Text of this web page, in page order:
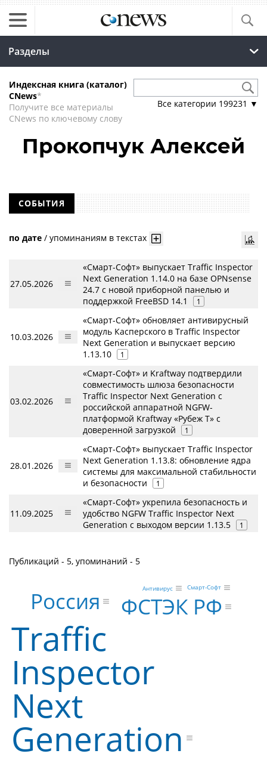
Разделы
Индексная книга (каталог)
CNews*
Получите все материалы
CNews по ключевому слову
Все категории 199231 ▼
Прокопчук Алексей
СОБЫТИЯ
по дате / упоминаниям в текстах
27.05.2026
«Смарт-Софт» выпускает Traffic Inspector
Next Generation 1.14.0 на базе OPNsense
24.7 с новой приборной панелью и
поддержкой FreeBSD 14.1
1
10.03.2026
«Смарт-Софт» обновляет антивирусный
модуль Касперского в Traffic Inspector
Next Generation и выпускает версию
1.13.10
1
03.02.2026
«Смарт-Софт» и Kraftway подтвердили
совместимость шлюза безопасности
Traffic Inspector Next Generation с
российской аппаратной NGFW-
платформой Kraftway «Рубеж Т» с
доверенной загрузкой
1
28.01.2026
«Смарт-Софт» выпускает Traffic Inspector
Next Generation 1.13.8: обновление ядра
системы для максимальной стабильности
и безопасности
1
11.09.2025
«Смарт-Софт» укрепила безопасность и
удобство NGFW Traffic Inspector Next
Generation с выходом версии 1.13.5
1
Публикаций - 5, упоминаний - 5
Traffic
Inspector
Next
Generation
ФСТЭК РФ
Россия Смарт-Софт
Антивирус